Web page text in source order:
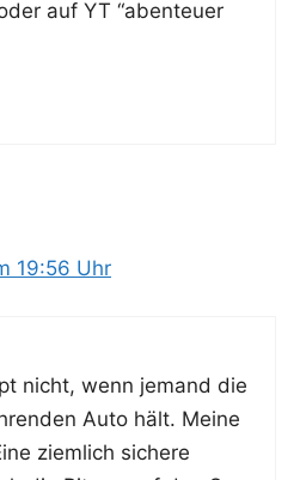
auf YT “aben­teu­er
19:56 Uhr
nicht, wenn jemand die
Auto hält. Mei­ne
ziem­lich siche­re